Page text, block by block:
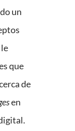
un
que
de
en